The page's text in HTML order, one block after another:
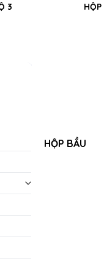
3
HỘP BẦU